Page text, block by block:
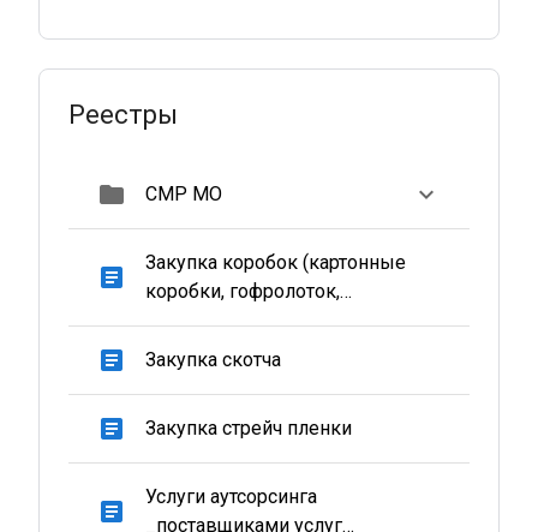
Реестры
folder СМР МО
article
Закупка коробок (картонные
коробки, гофролоток,
гофрокороба)
article Закупка скотча
article Закупка стрейч пленки
article
Услуги аутсорсинга
_поставщиками услуг